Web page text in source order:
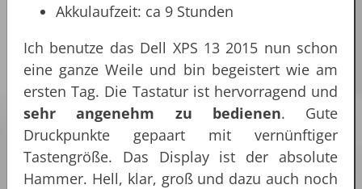
Akkulaufzeit: ca 9 Stunden
Ich benutze das Dell XPS 13 2015 nun schon
eine ganze Weile und bin begeistert wie am
ersten Tag. Die Tastatur ist hervorragend und
sehr angenehm zu bedienen. Gute
Druckpunkte gepaart mit vernünftiger
Tastengröße. Das Display ist der absolute
Hammer. Hell, klar, groß und dazu auch noch